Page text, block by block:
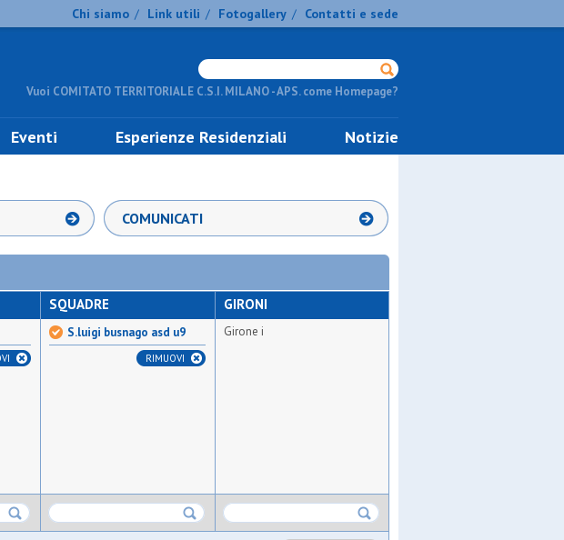
Chi siamo / Link utili / Fotogallery / Contatti e sede
Vuoi COMITATO TERRITORIALE C.S.I. MILANO - APS. come Homepage?
Eventi Esperienze Residenziali Notizie
COMUNICATI
SQUADRE
S.luigi busnago asd u9
RIMUOVI
GIRONI
Girone i